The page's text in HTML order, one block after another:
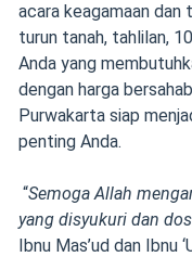
acara keagamaan dan
turun tanah, tahlilan,
Anda yang
dengan harga
Purwakarta siap
penting Anda.
“Semoga Allah
yang disyukuri dan
Ibnu Mas’ud dan Ibnu